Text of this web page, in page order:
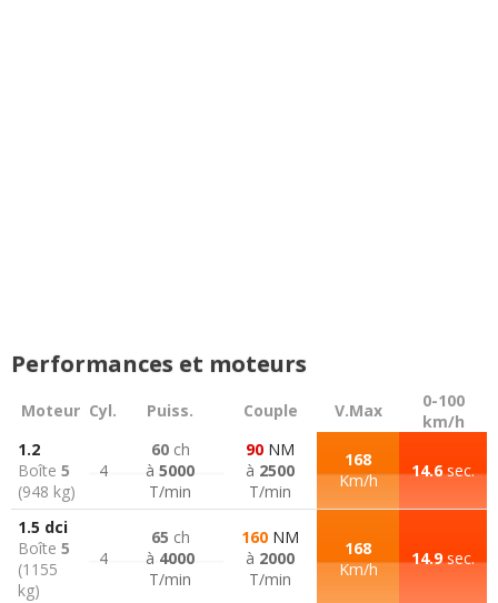
Performances et moteurs
Moteur Cyl. Puiss. Couple V.Max
0-100
km/h
1.2
Boîte 5
(948 kg)
4
60ch
à 5000
T/min
90 NM
à 2500
T/min
168
Km/h
14.6sec.
1.5 dci
Boîte 5
(1155
kg)
4
65 ch
à 4000
T/min
160 NM
à 2000
T/min
168
Km/h
14.9sec.